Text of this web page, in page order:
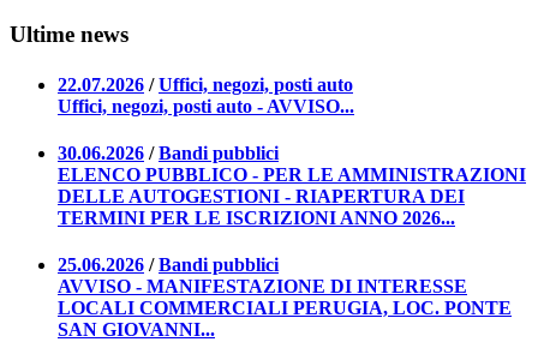
Ultime news
22.07.2026 /Uffici, negozi, posti auto
Uffici, negozi, posti auto - AVVISO...
30.06.2026 /Bandi pubblici
ELENCO PUBBLICO - PER LE AMMINISTRAZIONI
DELLE AUTOGESTIONI - RIAPERTURA DEI
TERMINI PER LE ISCRIZIONI ANNO 2026...
25.06.2026 /Bandi pubblici
AVVISO - MANIFESTAZIONE DI INTERESSE
LOCALI COMMERCIALI PERUGIA, LOC. PONTE
SAN GIOVANNI...